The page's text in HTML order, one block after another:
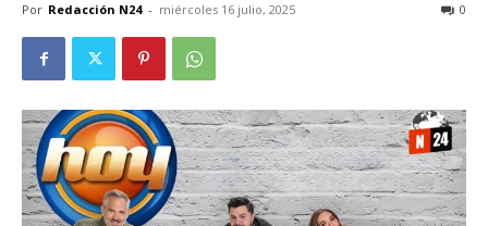
Por Redacción N24 - miércoles 16 julio, 2025 0